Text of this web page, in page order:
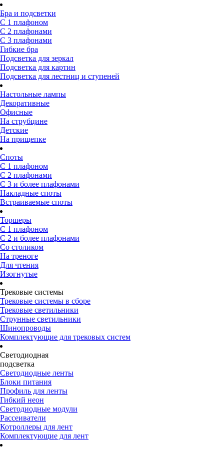
Бра и подсветки
С 1 плафоном
С 2 плафонами
С 3 плафонами
Гибкие бра
Подсветка для зеркал
Подсветка для картин
Подсветка для лестниц и ступеней
Настольные лампы
Декоративные
Офисные
На струбцине
Детские
На прищепке
Споты
С 1 плафоном
С 2 плафонами
С 3 и более плафонами
Накладные споты
Встраиваемые споты
Торшеры
С 1 плафоном
С 2 и более плафонами
Со столиком
На треноге
Для чтения
Изогнутые
Трековые системы
Трековые системы в сборе
Трековые светильники
Струнные светильники
Шинопроводы
Комплектующие для трековых систем
Светодиодная
подсветка
Светодиодные ленты
Блоки питания
Профиль для ленты
Гибкий неон
Светодиодные модули
Рассеиватели
Котроллеры для лент
Комплектующие для лент